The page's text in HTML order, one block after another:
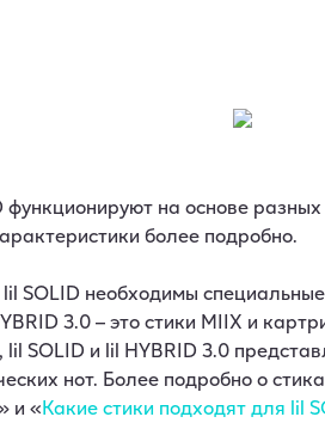
функционируют на основе
более подробно.
SOLID необходимы
3.0 – это стики MIIX и
lil SOLID и lil HYBRID 3.0
нот. Более подробно о
» и «Какие стики подходят для lil